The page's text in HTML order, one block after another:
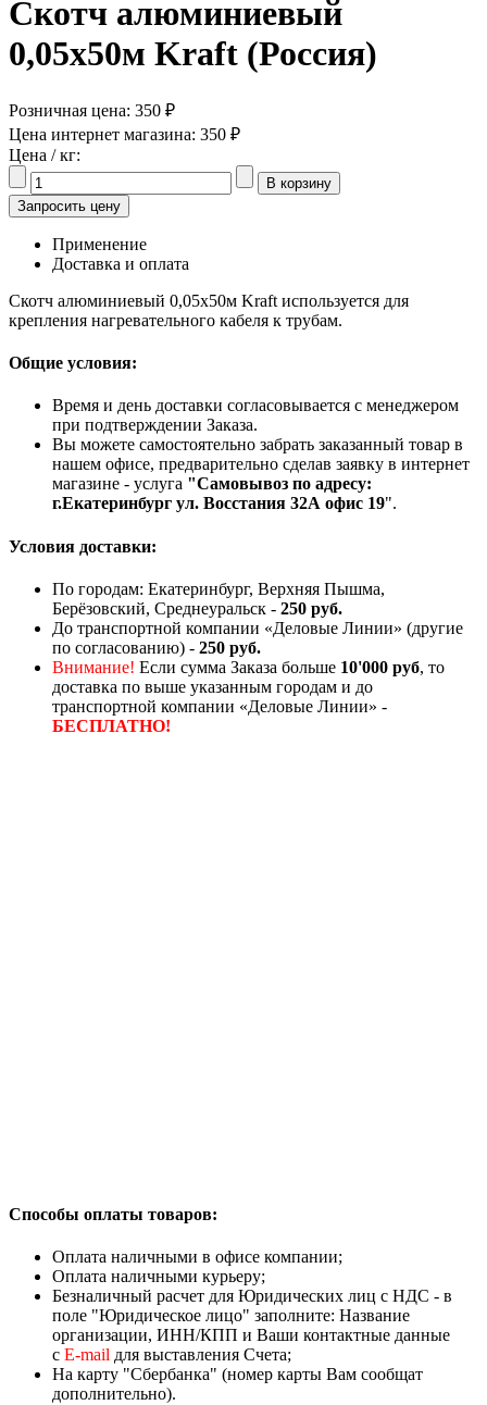
Скотч алюминиевый
0,05х50м Kraft (Россия)
Розничная цена: 350 ₽
Цена интернет магазина: 350 ₽
Цена / кг:
Запросить цену
Применение
Доставка и оплата
Скотч алюминиевый 0,05х50м Kraft используется для
крепления нагревательного кабеля к трубам.
Общие условия:
Время и день доставки согласовывается с менеджером
при подтверждении Заказа.
Вы можете самостоятельно забрать заказанный товар в
нашем офисе, предварительно сделав заявку в интернет
магазине - услуга "Самовывоз по адресу:
г.Екатеринбург ул. Восстания 32А офис 19".
Условия доставки:
По городам: Екатеринбург, Верхняя Пышма,
Берёзовский, Среднеуральск - 250 руб.
До транспортной компании «Деловые Линии» (другие
по согласованию) - 250 руб.
Внимание! Если сумма Заказа больше 10'000 руб, то
доставка по выше указанным городам и до
транспортной компании «Деловые Линии» -
БЕСПЛАТНО!
Способы оплаты товаров:
Оплата наличными в офисе компании;
Оплата наличными курьеру;
Безналичный расчет для Юридических лиц с НДС - в
поле "Юридическое лицо" заполните: Название
организации, ИНН/КПП и Ваши контактные данные
с Е-mail для выставления Счета;
На карту "Сбербанка" (номер карты Вам сообщат
дополнительно).